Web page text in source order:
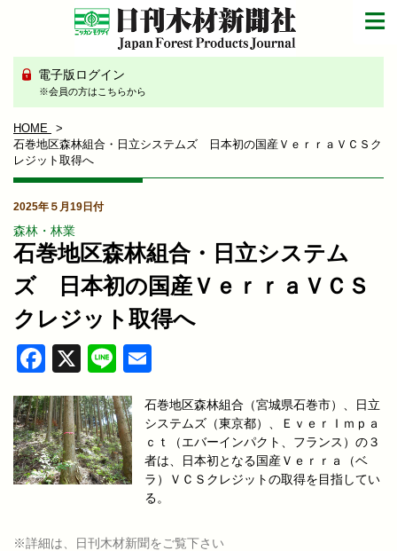
電子版ログイン
※会員の方はこちらから
HOME
石巻地区森林組合・日立システムズ 日本初の国産ＶｅｒｒａＶＣＳク
レジット取得へ
2025年５月19日付
森林・林業
石巻地区森林組合・日立システム
ズ 日本初の国産ＶｅｒｒａＶＣＳ
クレジット取得へ
Facebook
X Line
石巻地区森林組合（宮城県石巻市）、日立
システムズ（東京都）、ＥｖｅｒＩｍｐａ
ｃｔ（エバーインパクト、フランス）の３
者は、日本初となる国産Ｖｅｒｒａ（ベ
ラ）ＶＣＳクレジットの取得を目指してい
る。
※詳細は、日刊木材新聞をご覧下さい